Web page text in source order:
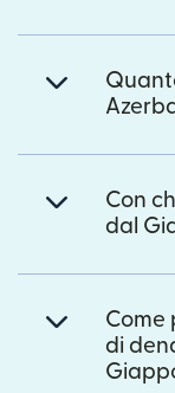
Con
dal
Come
di